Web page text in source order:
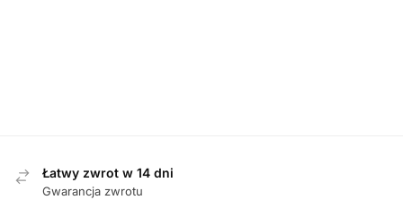
Łatwy zwrot w 14 dni
Gwarancja zwrotu